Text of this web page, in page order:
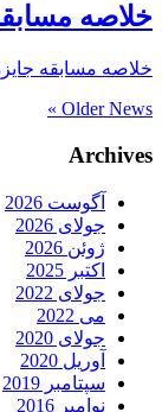
خلاصه
خلاصه مسابقه
Older News »
Archives
آگوست 2026
جولای 2026
ژوئن 2026
اکتبر 2025
جولای 2022
می 2022
جولای 2020
آوریل 2020
سپتامبر 2019
نوامبر 2016